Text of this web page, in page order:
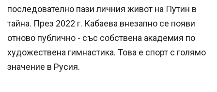
последователно пази личния живот на Путин в
тайна. През 2022 г. Кабаева внезапно се появи
отново публично - със собствена академия по
художествена гимнастика. Това е спорт с голямо
значение в Русия.